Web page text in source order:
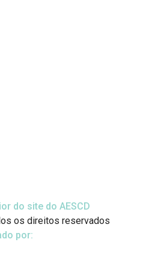
do site do AESCD
os direitos reservados
por: